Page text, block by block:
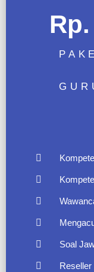
Soal
Reseller